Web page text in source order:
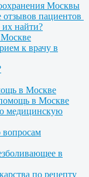
Москвы
пациентов
найти?
к врачу в
в Москве
в Москве
медицинскую
в
по рецепту